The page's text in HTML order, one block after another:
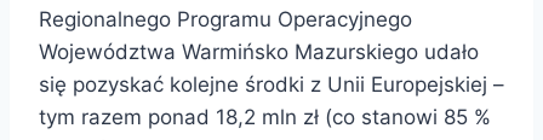
Regionalnego Programu Operacyjnego
Województwa Warmińsko Mazurskiego udało
się pozyskać kolejne środki z Unii Europejskiej –
tym razem ponad 18,2 mln zł (co stanowi 85 %